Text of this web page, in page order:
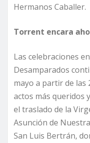
Hermanos Caballer.
Torrent encara
Las celebraciones
Desamparados
mayo a partir de las
actos más queridos
el traslado de la
Asunción de
San Luis Bertrán,